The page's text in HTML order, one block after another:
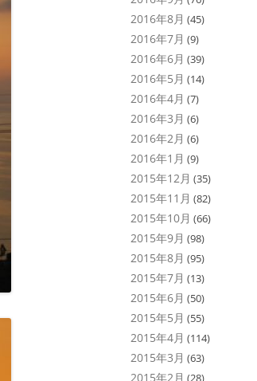
2016年8月 (45)
2016年7月 (9)
2016年6月 (39)
2016年5月 (14)
2016年4月 (7)
2016年3月 (6)
2016年2月 (6)
2016年1月 (9)
2015年12月 (35)
2015年11月 (82)
2015年10月 (66)
2015年9月 (98)
2015年8月 (95)
2015年7月 (13)
2015年6月 (50)
2015年5月 (55)
2015年4月 (114)
2015年3月 (63)
2015年2月 (28)